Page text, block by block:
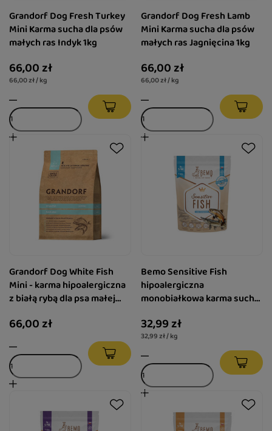
Grandorf Dog Fresh Turkey
Mini Karma sucha dla psów
małych ras Indyk 1kg
66,00 zł
66,00 zł / kg
Grandorf Dog Fresh Lamb
Mini Karma sucha dla psów
małych ras Jagnięcina 1kg
66,00 zł
66,00 zł / kg
Grandorf Dog White Fish
Mini - karma hipoalergiczna
z białą rybą dla psa małej
66,00 zł
Bemo Sensitive Fish
hipoalergiczna
monobiałkowa karma sucha
małych i średnich ras S/M 1
kg
32,99 zł
32,99 zł / kg